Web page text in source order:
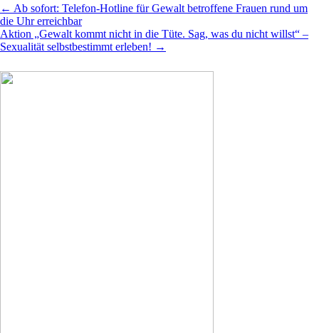
← Ab sofort: Telefon-Hotline für Gewalt betroffene Frauen rund um
die Uhr erreichbar
Aktion „Gewalt kommt nicht in die Tüte. Sag, was du nicht willst“ –
Sexualität selbstbestimmt erleben! →